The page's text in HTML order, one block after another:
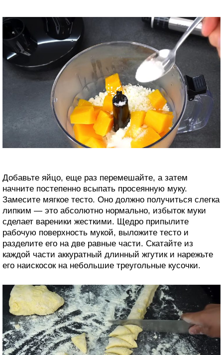
Добавьте яйцо, еще раз перемешайте, а затем
начните постепенно всыпать просеянную муку.
Замесите мягкое тесто. Оно должно получиться слегка
липким — это абсолютно нормально, избыток муки
сделает вареники жесткими. Щедро припылите
рабочую поверхность мукой, выложите тесто и
разделите его на две равные части. Скатайте из
каждой части аккуратный длинный жгутик и нарежьте
его наискосок на небольшие треугольные кусочки.